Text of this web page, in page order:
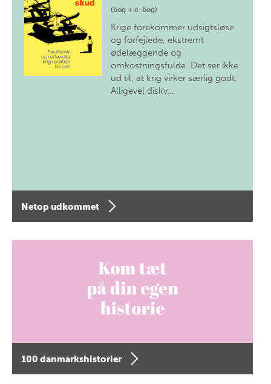
(bog + e-bog)
Krige forekommer udsigtsløse
og forfejlede, ekstremt
ødelæggende og
omkostningsfulde. Det ser ikke
ud til, at krig virker særlig godt.
Alligevel diskv…
Netop udkommet
100 danmarkshistorier